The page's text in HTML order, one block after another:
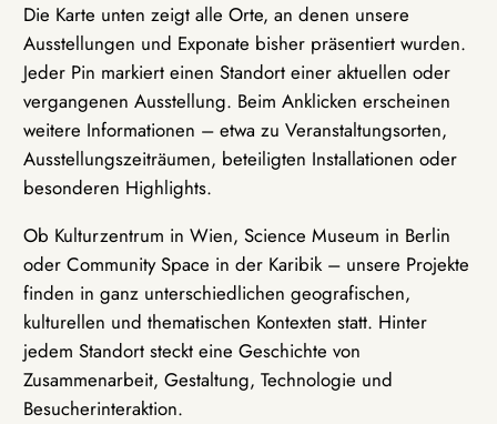
Die Karte unten zeigt alle Orte, an denen unsere
Ausstellungen und Exponate bisher präsentiert wurden.
Jeder Pin markiert einen Standort einer aktuellen oder
vergangenen Ausstellung. Beim Anklicken erscheinen
weitere Informationen – etwa zu Veranstaltungsorten,
Ausstellungszeiträumen, beteiligten Installationen oder
besonderen Highlights.
Ob Kulturzentrum in Wien, Science Museum in Berlin
oder Community Space in der Karibik – unsere Projekte
finden in ganz unterschiedlichen geografischen,
kulturellen und thematischen Kontexten statt. Hinter
jedem Standort steckt eine Geschichte von
Zusammenarbeit, Gestaltung, Technologie und
Besucherinteraktion.